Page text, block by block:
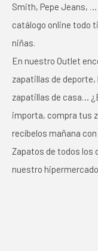
Smith, Pepe Jeans,
catálogo online todo
niñas.
En nuestro Outlet
zapatillas de
zapatillas de casa…
importa, compra tus
recíbelos mañana
Zapatos de todos los
nuestro